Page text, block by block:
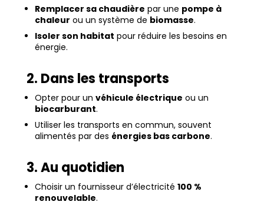
Remplacer sa chaudière par une pompe à
chaleur ou un système de biomasse.
Isoler son habitat pour réduire les besoins en
énergie.
2. Dans les transports
Opter pour un véhicule électrique ou un
biocarburant.
Utiliser les transports en commun, souvent
alimentés par des énergies bas carbone.
3. Au quotidien
Choisir un fournisseur d’électricité 100 %
renouvelable.